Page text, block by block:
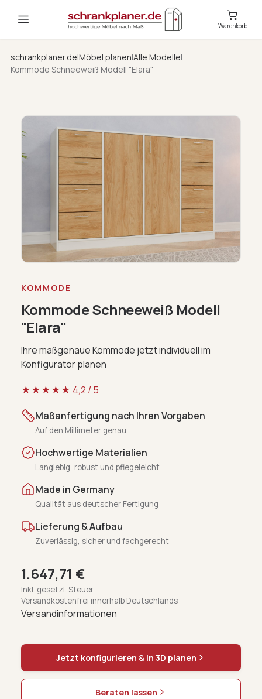
Warenkorb
schrankplaner.de|Möbel planen|Alle Modelle|
Kommode Schneeweiß Modell "Elara"
KOMMODE
Kommode Schneeweiß Modell
"Elara"
Ihre maßgenaue Kommode jetzt individuell im
Konfigurator planen
★★★★★ 4,2 / 5
Maßanfertigung nach Ihren Vorgaben
Auf den Millimeter genau
Hochwertige Materialien
Langlebig, robust und pflegeleicht
Made in Germany
Qualität aus deutscher Fertigung
Lieferung & Aufbau
Zuverlässig, sicher und fachgerecht
1.647,71 €
Inkl. gesetzl. Steuer
Versandkostenfrei innerhalb Deutschlands
Versandinformationen
Jetzt konfigurieren & in 3D planen
Beraten lassen